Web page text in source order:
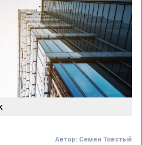
Автор: Семен Товстый